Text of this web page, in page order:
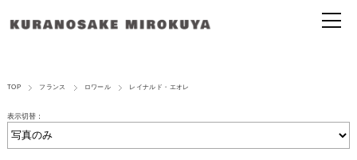
TOP フランス ロワール レイナルド・エオレ
表示切替：